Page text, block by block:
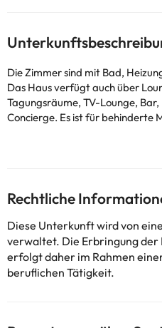
Die Zimmer sind mit Bad,
Das Haus verfügt auch über
Tagungsräume, TV-Lounge,
Concierge. Es ist für behinderte
erfragen. Alle Informationen auf
uns.
Rechtliche
Diese Unterkunft wird von
verwaltet. Die Erbringung der
erfolgt daher im Rahmen
beruflichen Tätigkeit.